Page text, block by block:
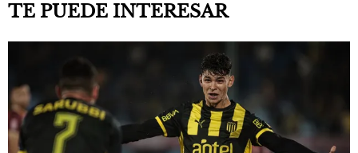
TE PUEDE INTERESAR